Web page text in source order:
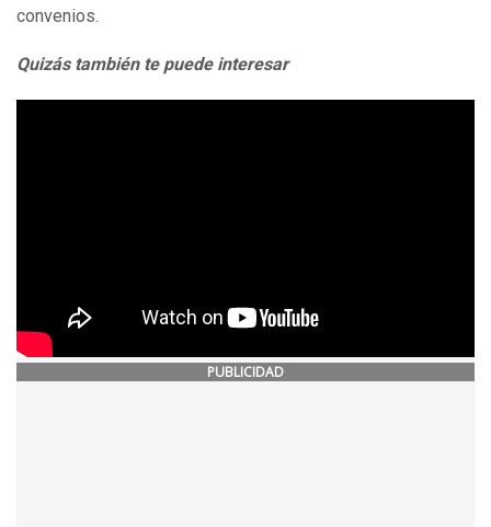
convenios.
Quizás también te puede interesar
PUBLICIDAD